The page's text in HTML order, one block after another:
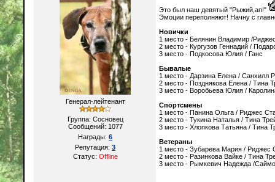
Генерал-лейтенант
Группа: Сосновец
Сообщений: 1077
Награды: 6
Репутация: 3
Статус: Offline
Это был наш девятый "Рыжий,ап!"
Эмоции переполняют! Начну с
Новички
1 место - Белянин Владимир /
2 место - Кургузов Геннадий /
3 место - Подкосова Юлия / Ганс
Бывалые
1 место - Дарзина Елена / Санхилл
2 место - Позднякова Елена / Тина
3 место - Воробьева Юлия /
Спортсмены
1 место - Панина Ольга / Риджес
2 место - Тукина Наталья / Тина
3 место - Хлопкова Татьяна / Тина
Ветераны
1 место - Зубарева Мария / Риджес
2 место - Разинкова Вайке / Тина
3 место - Рымкевич Надежда /